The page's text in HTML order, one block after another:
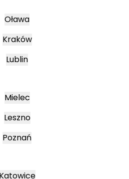
Oława
Kraków
Lublin
Mielec
Leszno
Poznań
Katowice